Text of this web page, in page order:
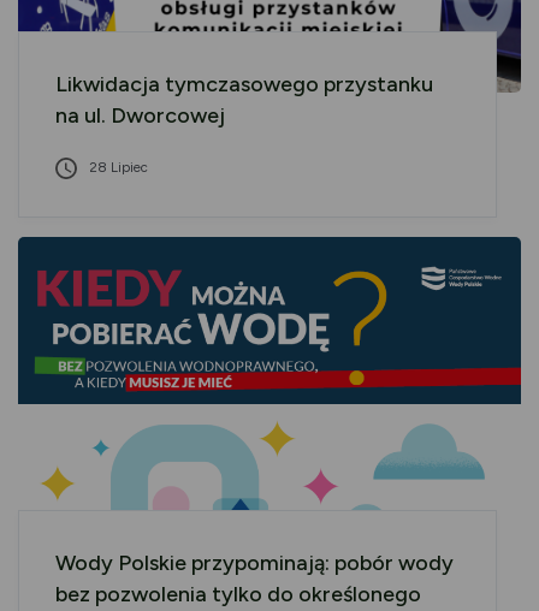
Likwidacja tymczasowego przystanku
na ul. Dworcowej
28 Lipiec
Wody Polskie przypominają: pobór wody
bez pozwolenia tylko do określonego